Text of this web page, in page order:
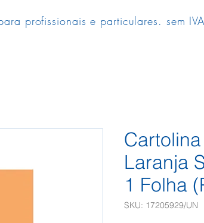
profissionais e particulares. sem
Laranja
1 Folha
SKU: 17205929/UN